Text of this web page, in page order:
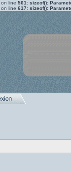
on line 561 : sizeof():
on line 617: sizeof():